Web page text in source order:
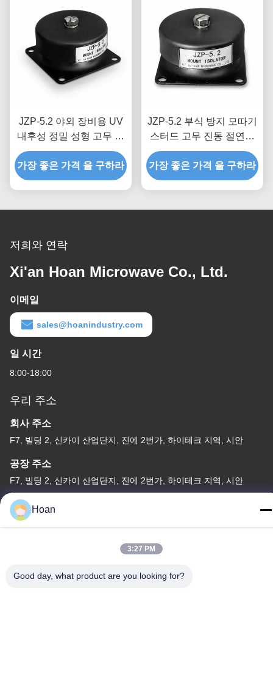
JZP-5.2 야외 장비용 UV
내후성 정밀 성형 고무 진
동 절연체 마운트 충격 흡
수 장치 마운트
가장 좋은 가격 을 구하라
JZP-5.2 부식 방지 모따기
스터드 고무 진동 절연체
마운트 정밀 스레딩을 위
한 충격 흡수 장치 마운트
가장 좋은 가격 을 구하라
저희와 연락
Xi'an Hoan Microwave Co., Ltd.
이메일
sales@hoanindustry.com
일 시간
8:00-18:00
우리 주소
회사 주소
F7, 빌딩 2, 신카이 산업단지, 진에 2번가, 하이테크 지역, 시안
공장 주소
F7, 빌딩 2, 신카이 산업단지, 진에 2번가, 하이테크 지역, 시안
전화
86--18740357801
Hoan
3:27 PM
Good day, what product are you looking for?